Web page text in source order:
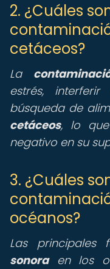
2. ¿Cuáles
cetáceos?
La
estrés,
búsqueda de
cetáceos, lo
negativo en su
3. ¿Cuáles
océanos?
Las principales
sonoraen los